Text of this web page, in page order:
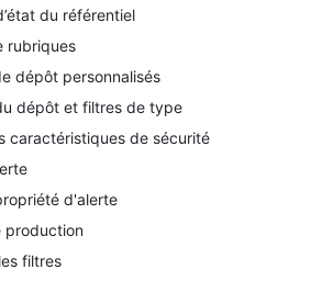
du référentiel
rubriques
dépôt personnalisés
dépôt et filtres de type
caractéristiques de sécurité
d'alerte
production
filtres